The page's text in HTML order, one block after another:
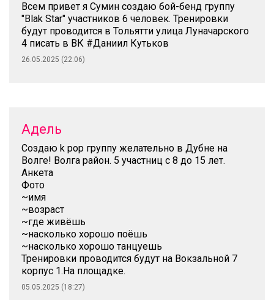
Всем привет я Сумин создаю бой-бенд группу
"Blak Star" участников 6 человек. Тренировки
будут проводится в Тольятти улица Луначарского
4 писать в ВК #Даниил Кутьков
26.05.2025 (22:06)
Адель
Создаю k pop группу желательно в Дубне на
Волге! Волга район. 5 участниц с 8 до 15 лет.
Анкета
Фото
~имя
~возраст
~где живёшь
~насколько хорошо поёшь
~насколько хорошо танцуешь
Тренировки проводится будут на Вокзальной 7
корпус 1.На площадке.
05.05.2025 (18:27)